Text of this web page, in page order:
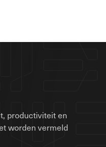
productiviteit en
worden vermeld